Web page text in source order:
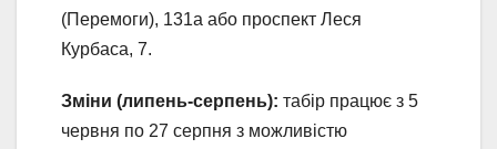
(Перемоги), 131а або проспект Леся
Курбаса, 7.
Зміни (липень-серпень): табір працює з 5
червня по 27 серпня з можливістю